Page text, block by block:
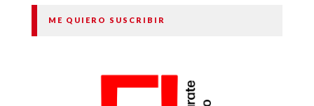
ME QUIERO SUSCRIBIR